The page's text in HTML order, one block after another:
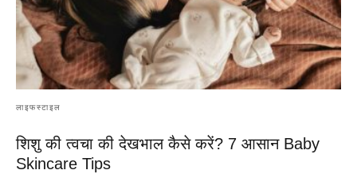
लाइफस्टाइल
शिशु की त्वचा की देखभाल कैसे करें? 7 आसान Baby
Skincare Tips